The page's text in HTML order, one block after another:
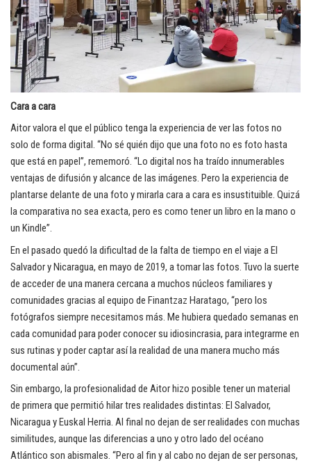
Cara a cara
Aitor valora el que el público tenga la experiencia de ver las fotos no
solo de forma digital. “No sé quién dijo que una foto no es foto hasta
que está en papel”, rememoró. “Lo digital nos ha traído innumerables
ventajas de difusión y alcance de las imágenes. Pero la experiencia de
plantarse delante de una foto y mirarla cara a cara es insustituible. Quizá
la comparativa no sea exacta, pero es como tener un libro en la mano o
un Kindle”.
En el pasado quedó la dificultad de la falta de tiempo en el viaje a El
Salvador y Nicaragua, en mayo de 2019, a tomar las fotos. Tuvo la suerte
de acceder de una manera cercana a muchos núcleos familiares y
comunidades gracias al equipo de Finantzaz Haratago, “pero los
fotógrafos siempre necesitamos más. Me hubiera quedado semanas en
cada comunidad para poder conocer su idiosincrasia, para integrarme en
sus rutinas y poder captar así la realidad de una manera mucho más
documental aún”.
Sin embargo, la profesionalidad de Aitor hizo posible tener un material
de primera que permitió hilar tres realidades distintas: El Salvador,
Nicaragua y Euskal Herria. Al final no dejan de ser realidades con muchas
similitudes, aunque las diferencias a uno y otro lado del océano
Atlántico son abismales. “Pero al fin y al cabo no dejan de ser personas,